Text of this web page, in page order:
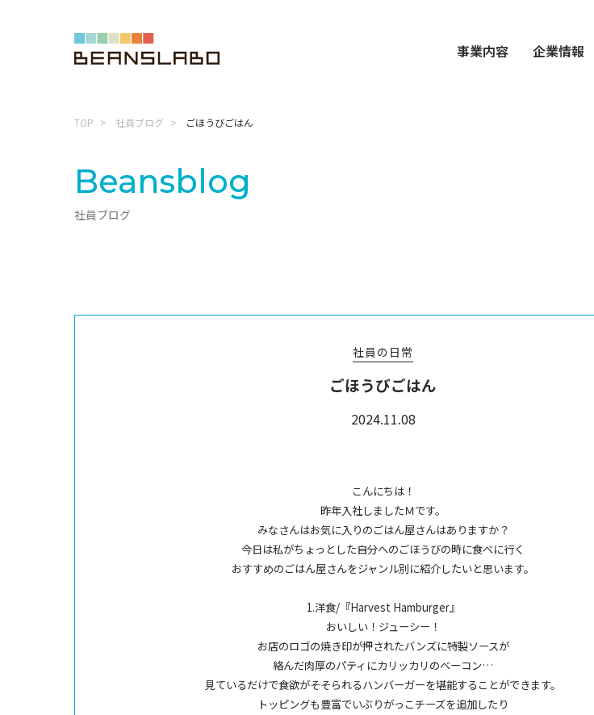
事業内容 企業情報
TOP 社員ブログ ごほうびごはん
Beansblog
社員ブログ
社員の日常
ごほうびごはん
2024.11.08
こんにちは！
昨年入社しましたＭです。
みなさんはお気に入りのごはん屋さんはありますか？
今日は私がちょっとした自分へのごほうびの時に食べに行く
おすすめのごはん屋さんをジャンル別に紹介したいと思います。
1.洋食/『Harvest Hamburger』
おいしい！ジューシー！
お店のロゴの焼き印が押されたバンズに特製ソースが
絡んだ肉厚のパティにカリッカリのベーコン…
見ているだけで食欲がそそられるハンバーガーを堪能することができます。
トッピングも豊富でいぶりがっこチーズを追加したり